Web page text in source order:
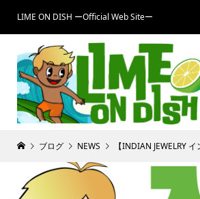
LIME ON DISH ーOfficial Web Siteー
ブログ NEWS 【INDIAN JEWELRY インディアンジ